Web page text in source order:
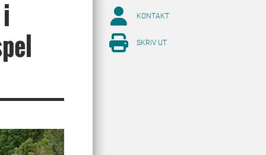
KONTAKT
SKRIV UT